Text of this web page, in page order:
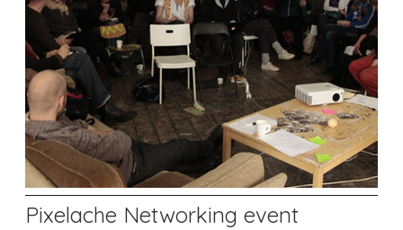
Pixelache Networking event